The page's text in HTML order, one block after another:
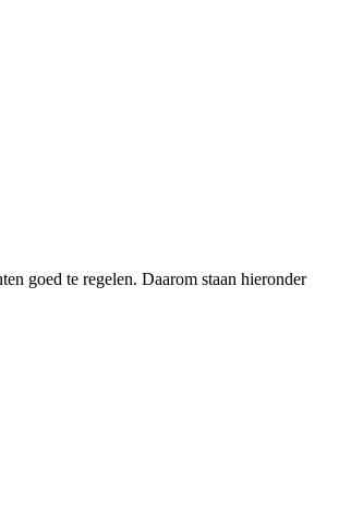
goed te regelen. Daarom staan hieronder